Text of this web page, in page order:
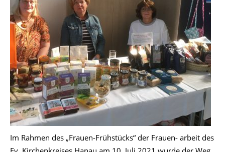
Im Rahmen des „Frauen-Frühstücks“ der Frauen- arbeit des